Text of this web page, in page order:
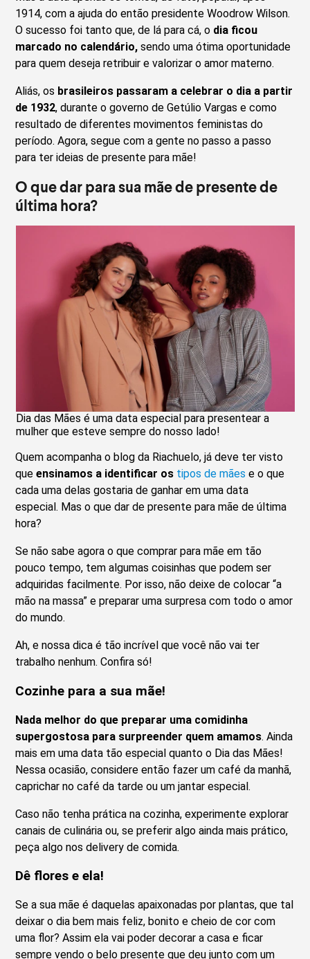
1914, com a ajuda do então presidente Woodrow Wilson.
O sucesso foi tanto que, de lá para cá, o dia ficou
marcado no calendário, sendo uma ótima oportunidade
para quem deseja retribuir e valorizar o amor materno.
Aliás, os brasileiros passaram a celebrar o dia a partir
de 1932, durante o governo de Getúlio Vargas e como
resultado de diferentes movimentos feministas do
período. Agora, segue com a gente no passo a passo
para ter ideias de presente para mãe!
O que dar para sua mãe de presente de
última hora?
Dia das Mães é uma data especial para presentear a
mulher que esteve sempre do nosso lado!
Quem acompanha o blog da Riachuelo, já deve ter visto
queensinamos a identificar os tipos de mães e o que
cada uma delas gostaria de ganhar em uma data
especial. Mas o que dar de presente para mãe de última
hora?
Se não sabe agora o que comprar para mãe em tão
pouco tempo, tem algumas coisinhas que podem ser
adquiridas facilmente. Por isso, não deixe de colocar “a
mão na massa” e preparar uma surpresa com todo o amor
do mundo.
Ah, e nossa dica é tão incrível que você não vai ter
trabalho nenhum. Confira só!
Cozinhe para a sua mãe!
Nada melhor do que preparar uma comidinha
supergostosa para surpreender quem amamos. Ainda
mais em uma data tão especial quanto o Dia das Mães!
Nessa ocasião, considere então fazer um café da manhã,
caprichar no café da tarde ou um jantar especial.
Caso não tenha prática na cozinha, experimente explorar
canais de culinária ou, se preferir algo ainda mais prático,
peça algo nos delivery de comida.
Dê flores e ela!
Se a sua mãe é daquelas apaixonadas por plantas, que tal
deixar o dia bem mais feliz, bonito e cheio de cor com
uma flor? Assim ela vai poder decorar a casa e ficar
sempre vendo o belo presente que deu junto com um